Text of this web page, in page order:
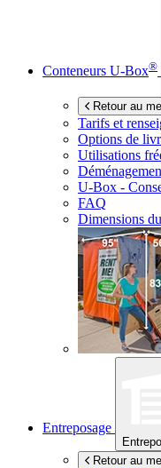
Conteneurs U-Box®
Retour au
Tarifs et
Options de
Utilisations
U-Box -
FAQ
Dimensions
Entreposage
Retour au